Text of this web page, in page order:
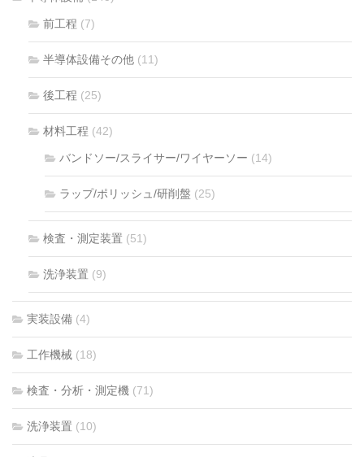
前工程 (7)
半導体設備その他 (11)
後工程 (25)
材料工程 (42)
バンドソー/スライサー/ワイヤーソー (14)
ラップ/ポリッシュ/研削盤 (25)
検査・測定装置 (51)
洗浄装置 (9)
実装設備 (4)
工作機械 (18)
検査・分析・測定機 (71)
洗浄装置 (10)